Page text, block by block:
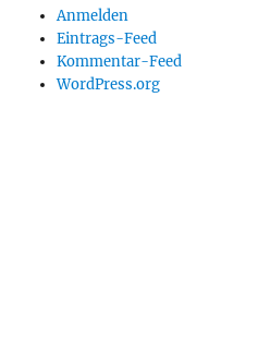
Anmelden
Eintrags-Feed
Kommentar-Feed
WordPress.org